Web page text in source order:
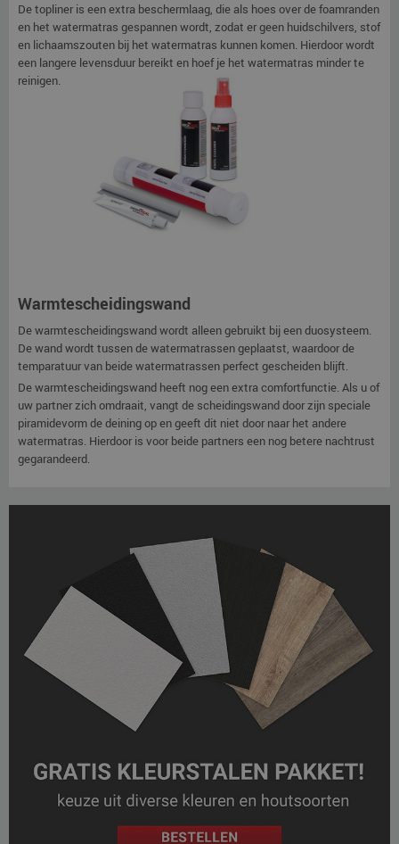
De topliner is een extra beschermlaag, die als hoes over de foamranden
en het watermatras gespannen wordt, zodat er geen huidschilvers, stof
en lichaamszouten bij het watermatras kunnen komen. Hierdoor wordt
een langere levensduur bereikt en hoef je het watermatras minder te
reinigen.
Warmtescheidingswand
De warmtescheidingswand wordt alleen gebruikt bij een duosysteem.
De wand wordt tussen de watermatrassen geplaatst, waardoor de
temparatuur van beide watermatrassen perfect gescheiden blijft.
De warmtescheidingswand heeft nog een extra comfortfunctie. Als u of
uw partner zich omdraait, vangt de scheidingswand door zijn speciale
piramidevorm de deining op en geeft dit niet door naar het andere
watermatras. Hierdoor is voor beide partners een nog betere nachtrust
gegarandeerd.